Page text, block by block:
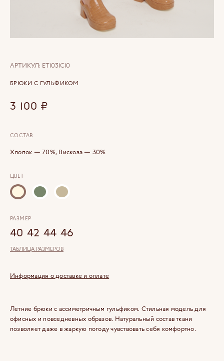
Летние брюки с ассиметричным гульфиком. Стильная модель для
офисных и повседневных образов. Натуральный состав ткани
позволяет даже в жаркую погоду чувствовать себя комфортно.
АРТИКУЛ: ET1031C10
БРЮКИ С ГУЛЬФИКОМ
3 100 ₽
СОСТАВ
Хлопок — 70%, Вискоза — 30%
ЦВЕТ
РАЗМЕР
40 42 44 46
ТАБЛИЦА РАЗМЕРОВ
Информация о доставке и оплате